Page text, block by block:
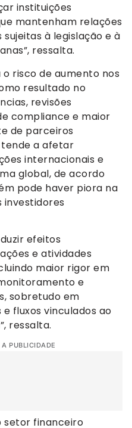
instituições
mantenham relações
à legislação e à
ressalta.
risco de aumento nos
resultado no
revisões
compliance e maior
de parceiros
a afetar
internacionais e
global, de acordo
pode haver piora na
investidores
efeitos
e atividades
maior rigor em
e
sobretudo em
fluxos vinculados ao
ressalta.
PUBLICIDADE
setor financeiro